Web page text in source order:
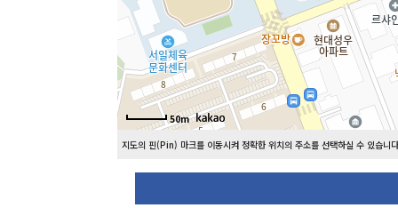
50m
지도의 핀(Pin) 마크를 이동시켜 정확한 위치의 주소를 선택하실 수 있습니